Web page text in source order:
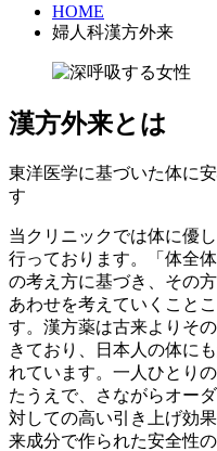
HOME
婦人科漢方外来
漢方外来とは
東洋医学に基づいた体に
す
当クリニックでは体に優
行っております。「体全
の考え方に基づき、その
あわせを考えていくこと
す。漢方薬は古来よりそ
きており、日本人の体に
れています。一人ひとり
たうえで、さながらオー
対しての高い引き上げ効
来成分で作られた安全性